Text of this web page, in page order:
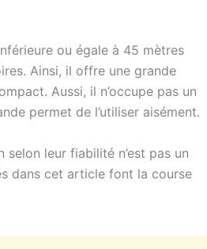
ou égale à 45 mètres
Ainsi, il offre une grande
Aussi, il n’occupe pas un
permet de l’utiliser aisément.
leur fiabilité n’est pas un
dans cet article font la course